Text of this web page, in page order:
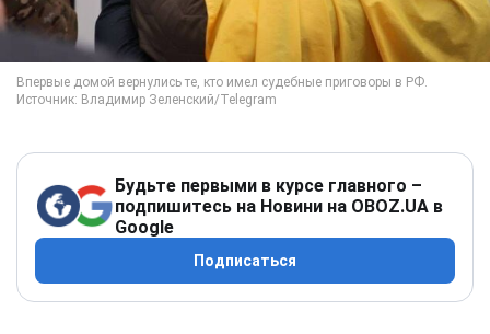
Будьте первыми в курсе главного –
подпишитесь на Новини на OBOZ.UA в
Google
Подписаться